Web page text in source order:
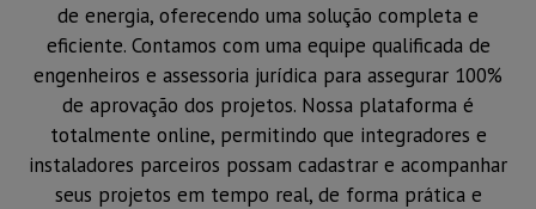
de energia, oferecendo uma solução completa e
eficiente. Contamos com uma equipe qualificada de
engenheiros e assessoria jurídica para assegurar 100%
de aprovação dos projetos. Nossa plataforma é
totalmente online, permitindo que integradores e
instaladores parceiros possam cadastrar e acompanhar
seus projetos em tempo real, de forma prática e